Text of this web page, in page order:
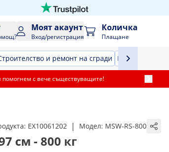
Моят акаунт
Вход/регистрация
Количка
Плащане
и ремонт на сгради Въздушен
с вече съществуващите!
EX10061202 | Модел: MSW-RS-800
см - 800 кг